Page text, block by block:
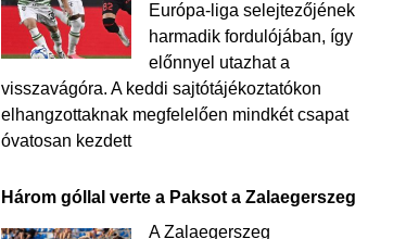
Európa-liga selejtezőjének
harmadik fordulójában, így
előnnyel utazhat a
visszavágóra. A keddi sajtótájékoztatókon
elhangzottaknak megfelelően mindkét csapat
óvatosan kezdett
Három góllal verte a Paksot a Zalaegerszeg
A Zalaegerszeg